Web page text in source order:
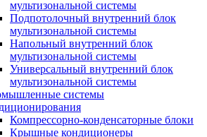
мультизональной системы
Подпотолочный внутренний блок
мультизональной системы
Напольный внутренний блок
мультизональной системы
Универсальный внутренний блок
мультизональной системы
системы
Компрессорно-конденсаторные блоки
Крышные кондиционеры